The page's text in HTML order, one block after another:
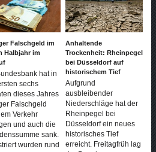
Falschgeld im
Halbjahr im
hat in
sechs
dieses Jahres
Falschgeld
Verkehr
und auch die
sank.
wurden rund
Anhaltende
Trockenheit: Rheinpegel
bei Düsseldorf auf
historischem Tief
Aufgrund
ausbleibender
Niederschläge hat der
Rheinpegel bei
Düsseldorf ein neues
historisches Tief
erreicht. Freitagfrüh lag